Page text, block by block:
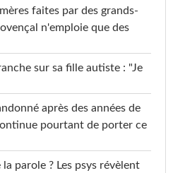
faites par des grands-
n'emploie que des
sur sa fille autiste : "Je
après des années de
pourtant de porter ce
parole ? Les psys révèlent